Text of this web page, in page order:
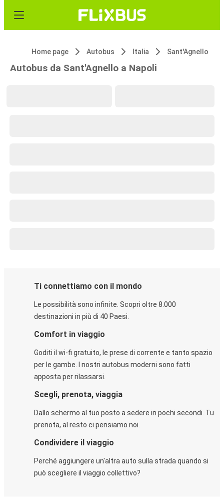
Home page Autobus Italia Sant'Agnello
Autobus da Sant'Agnello a Napoli
Ti connettiamo con il mondo
Le possibilità sono infinite. Scopri oltre 8.000
destinazioni in più di 40 Paesi.
Comfort in viaggio
Goditi il wi-fi gratuito, le prese di corrente e tanto spazio
per le gambe. I nostri autobus moderni sono fatti
apposta per rilassarsi.
Scegli, prenota, viaggia
Dallo schermo al tuo posto a sedere in pochi secondi. Tu
prenota, al resto ci pensiamo noi.
Condividere il viaggio
Perché aggiungere un'altra auto sulla strada quando si
può scegliere il viaggio collettivo?